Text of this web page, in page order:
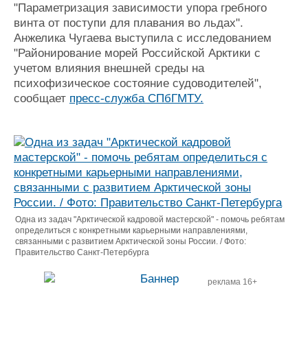
"Параметризация зависимости упора гребного
винта от поступи для плавания во льдах".
Анжелика Чугаева выступила с исследованием
"Районирование морей Российской Арктики с
учетом влияния внешней среды на
психофизическое состояние судоводителей",
сообщает пресс-служба СПбГМТУ.
Одна из задач "Арктической кадровой мастерской" - помочь ребятам
определиться с конкретными карьерными направлениями,
связанными с развитием Арктической зоны России. / Фото:
Правительство Санкт-Петербурга
реклама 16+